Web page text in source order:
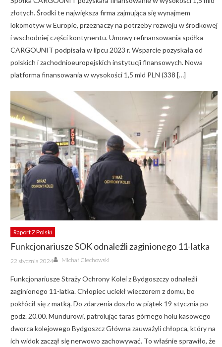
złotych. Środki te największa firma zajmująca się wynajmem
lokomotyw w Europie, przeznaczy na potrzeby rozwoju w środkowej
i wschodniej części kontynentu. Umowy refinansowania spółka
CARGOUNIT podpisała w lipcu 2023 r. Wsparcie pozyskała od
polskich i zachodnioeuropejskich instytucji finansowych. Nowa
platforma finansowania w wysokości 1,5 mld PLN (338 […]
Raport Z Polski
Funkcjonariusze SOK odnaleźli zaginionego 11-latka
Posted
on
22 stycznia 2024 Author
Michał Ciechowski
Funkcjonariusze Straży Ochrony Kolei z Bydgoszczy odnaleźli
zaginionego 11-latka. Chłopiec uciekł wieczorem z domu, bo
pokłócił się z matką. Do zdarzenia doszło w piątek 19 stycznia po
godz. 20.00. Mundurowi, patrolując taras górnego holu kasowego
dworca kolejowego Bydgoszcz Główna zauważyli chłopca, który na
ich widok zaczął się nerwowo zachowywać. To właśnie sprawiło, że